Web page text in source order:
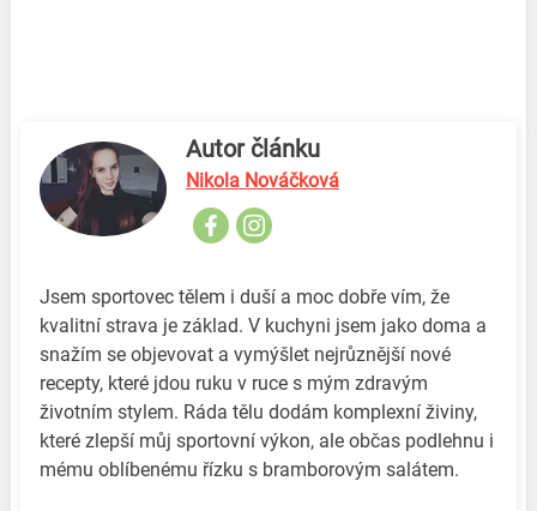
Autor článku
Nikola Nováčková
Jsem sportovec tělem i duší a moc dobře vím, že
kvalitní strava je základ. V kuchyni jsem jako doma a
snažím se objevovat a vymýšlet nejrůznější nové
recepty, které jdou ruku v ruce s mým zdravým
životním stylem. Ráda tělu dodám komplexní živiny,
které zlepší můj sportovní výkon, ale občas podlehnu i
mému oblíbenému řízku s bramborovým salátem.